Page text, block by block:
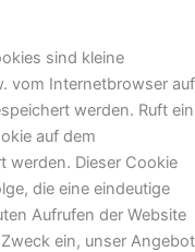
sind kleine
vom Internetbrowser auf
werden. Ruft ein
auf dem
werden. Dieser Cookie
die eine eindeutige
Aufrufen der Website
ein, unser Angebot